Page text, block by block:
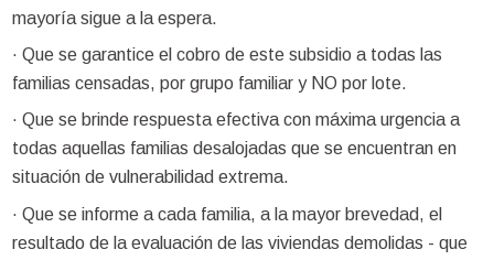
mayoría sigue a la espera.
· Que se garantice el cobro de este subsidio a todas las
familias censadas, por grupo familiar y NO por lote.
· Que se brinde respuesta efectiva con máxima urgencia a
todas aquellas familias desalojadas que se encuentran en
situación de vulnerabilidad extrema.
· Que se informe a cada familia, a la mayor brevedad, el
resultado de la evaluación de las viviendas demolidas - que